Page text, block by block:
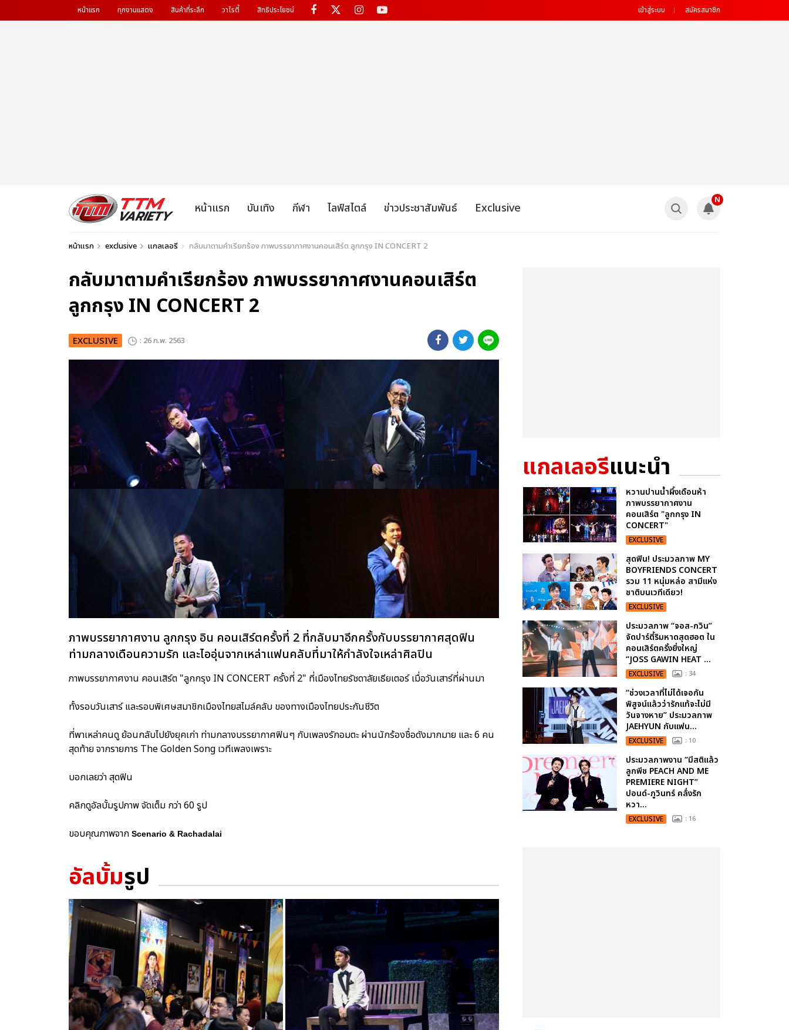
หน้าแรก ทุกงานแสดง สินค้าที่ระลึก วาไรตี้ สิทธิประโยชน์ เข้าสู่ระบบ สมัครสมาชิก
หน้าแรก บันเทิง กีฬา ไลฟ์สไตล์ ข่าวประชาสัมพันธ์ Exclusive
N
หน้าแรก exclusive แกลเลอรี กลับมาตามคำเรียกร้อง ภาพบรรยากาศงานคอนเสิร์ต ลูกกรุง IN CONCERT 2
กลับมาตามคำเรียกร้อง ภาพบรรยากาศงานคอนเสิร์ต
ลูกกรุง IN CONCERT 2
EXCLUSIVE : 26 ก.พ. 2563
ภาพบรรยากาศงาน ลูกกรุง อิน คอนเสิร์ตครั้งที่ 2 ที่กลับมาอีกครั้งกับบรรยากาศสุดฟิน
ท่ามกลางเดือนความรัก และไออุ่นจากเหล่าแฟนคลับที่มาให้กำลังใจเหล่าศิลปิน
ภาพบรรยากาศงาน คอนเสิร์ต "ลูกกรุง IN CONCERT ครั้งที่ 2" ที่เมืองไทยรัชดาลัยเธียเตอร์ เมื่อวันเสาร์ที่ผ่านมา
ทั้งรอบวันเสาร์ และรอบพิเศษสมาชิกเมืองไทยสไมล์คลับ ของทางเมืองไทยประกันชีวิต
ที่พาเหล่าคนดู ย้อนกลับไปยังยุคเก่า ท่ามกลางบรรยากาศฟินๆ กับเพลงรักอมตะ ผ่านนักร้องชื่อดังมากมาย และ 6 คน
สุดท้าย จากรายการ The Golden Song เวทีเพลงเพราะ
บอกเลยว่า สุดฟิน
คลิกดูอัลบั้มรูปภาพ จัดเต็ม กว่า 60 รูป
ขอบคุณภาพจาก Scenario & Rachadalai
อัลบั้มรูป
แกลเลอรีแนะนำ
หวานปานน้ำผึ้งเดือนห้า
ภาพบรรยากาศงาน
คอนเสิร์ต "ลูกกรุง IN
CONCERT"
EXCLUSIVE
สุดฟิน! ประมวลภาพ MY
BOYFRIENDS CONCERT
รวม 11 หนุ่มหล่อ สามีแห่ง
ชาติบนเวทีเดียว!
EXCLUSIVE
ประมวลภาพ “จอส-กวิน”
จัดปาร์ตี้ริมหาดสุดฮอต ใน
คอนเสิร์ตครั้งยิ่งใหญ่
“JOSS GAWIN HEAT ...
EXCLUSIVE : 34
“ช่วงเวลาที่ไม่ได้เจอกัน
พิสูจน์แล้วว่ารักแท้จะไม่มี
วันจางหาย” ประมวลภาพ
JAEHYUN กับแฟน...
EXCLUSIVE : 10
ประมวลภาพงาน “มีสติแล้ว
ลูกพีช PEACH AND ME
PREMIERE NIGHT”
ปอนด์-ภูวินทร์ คลั่งรัก
หวา...
EXCLUSIVE : 16